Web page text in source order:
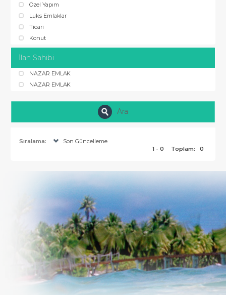
Özel Yapım
Luks Emlaklar
Ticari
Konut
İlan Sahibi
NAZAR EMLAK
NAZAR EMLAK
Ara
Sıralama:
Son Güncelleme
1 - 0
Toplam: 0